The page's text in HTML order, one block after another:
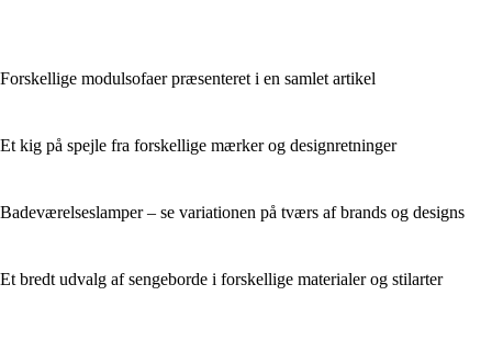
Forskellige modulsofaer præsenteret i en samlet artikel
Et kig på spejle fra forskellige mærker og designretninger
Badeværelseslamper – se variationen på tværs af brands og designs
Et bredt udvalg af sengeborde i forskellige materialer og stilarter